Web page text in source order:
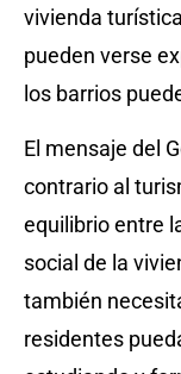
vivienda
pueden verse
los barrios
El mensaje del
contrario al
equilibrio entre
social de la
también
residentes